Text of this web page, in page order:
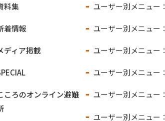
料集
着情報
ディア掲載
ころのオンライン避難
ユーザー別メニュー：
ユーザー別メニュー：
ユーザー別メニュー：
ユーザー別メニュー：
ユーザー別メニュー：
ユーザー別メニュー：